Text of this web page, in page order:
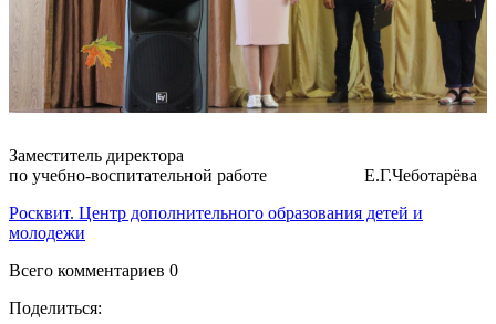
Заместитель директора
по учебно-воспитательной работе Е.Г.Чеботарёва
Росквит. Центр дополнительного образования детей и
молодежи
Всего комментариев 0
Поделиться: